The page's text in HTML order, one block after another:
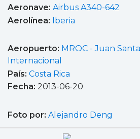
Aeronave: Airbus A340-642
Aerolínea: Iberia
Aeropuerto: MROC - Juan
Internacional
País: Costa Rica
Fecha: 2013-06-20
Foto por: Alejandro Deng